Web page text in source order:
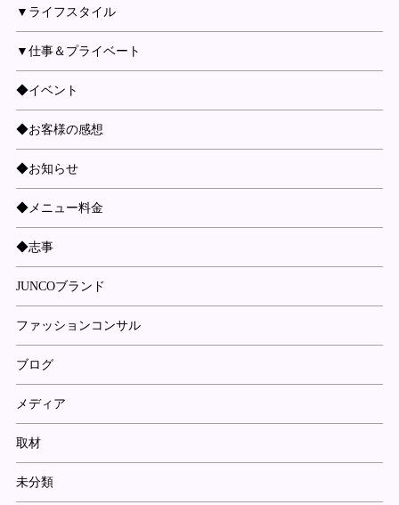
▼ライフスタイル
▼仕事＆プライベート
◆イベント
◆お客様の感想
◆お知らせ
◆メニュー料金
◆志事
JUNCOブランド
ファッションコンサル
ブログ
メディア
取材
未分類